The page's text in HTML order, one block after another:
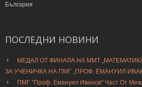
България
ПОСЛЕДНИ НОВИНИ
МЕДАЛ ОТ ФИНАЛА НА ММТ
ЗА УЧЕНИЧКА НА ПМГ „ПРОФ. ЕМАНУИЛ
ПМГ "Проф. Емануил Иванов" Част От